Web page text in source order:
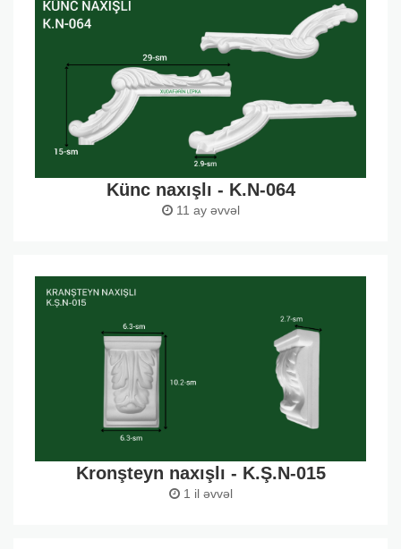
Künc naxışlı - K.N-064
11 ay əvvəl
Kronşteyn naxışlı - K.Ş.N-015
1 il əvvəl